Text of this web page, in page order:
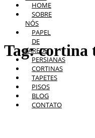
HOME
SOBRE
NÓS
PAPEL
DE
PAREDE
PERSIANAS
CORTINAS
TAPETES
PISOS
BLOG
CONTATO
Tag:cortina